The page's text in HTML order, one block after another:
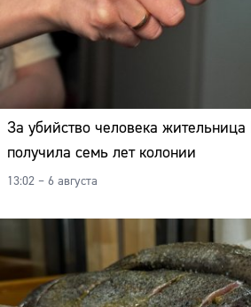
За убийство человека жительница
получила семь лет колонии
13:02 – 6 августа
Сайт: